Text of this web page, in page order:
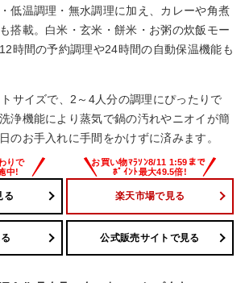
低温調理・無水調理に加え、カレーや角煮
搭載。白米・玄米・餅米・お粥の炊飯モー
時間の予約調理や24時間の自動保温機能も
サイズで、2～4人分の調理にぴったりで
浄機能により蒸気で鍋の汚れやニオイが簡
のお手入れに手間をかけずに済みます。
る 楽天市場で見る
公式販売サイトで見る